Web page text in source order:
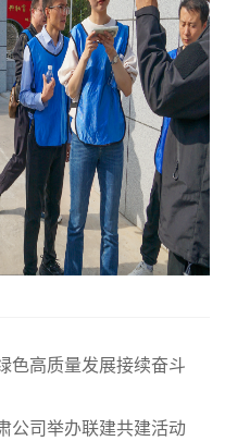
色高质量发展接续奋斗
公司举办联建共建活动